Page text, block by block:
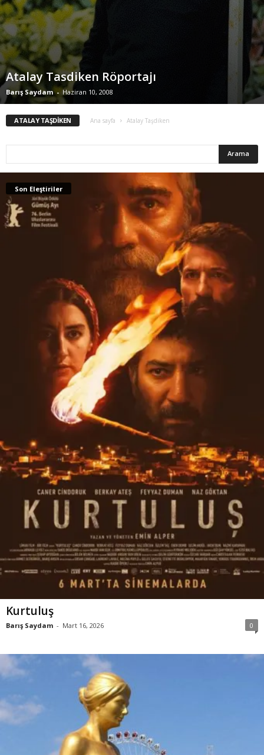
Atalay Tasdiken Röportajı
Barış Saydam - Haziran 10, 2008
ATALAY TAŞDIKEN Ana sayfa Atalay Taşdiken
Son Eleştiriler
Kurtuluş
Barış Saydam - Mart 16, 2026 0